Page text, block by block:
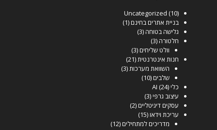
Uncategorized (10)
בניית אתרים בחינם(1)
גלישה בטוחה(3)
חלטורה(3)
וולט שליחים(3)
חנות אינטרנטית(21)
השוואת מערכות(3)
שלבים(10)
כלי AI(24)
עיצוב גרפי(3)
עסקים דיגיטליים(2)
עריכת וידאו(15)
מדריכים למתחילים(12)